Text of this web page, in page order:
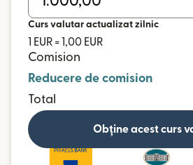
Curs valutar actualizat zilnic
1 EUR = 1,00 EUR
Comision
Reducere de comision
Total
Obține acest curs